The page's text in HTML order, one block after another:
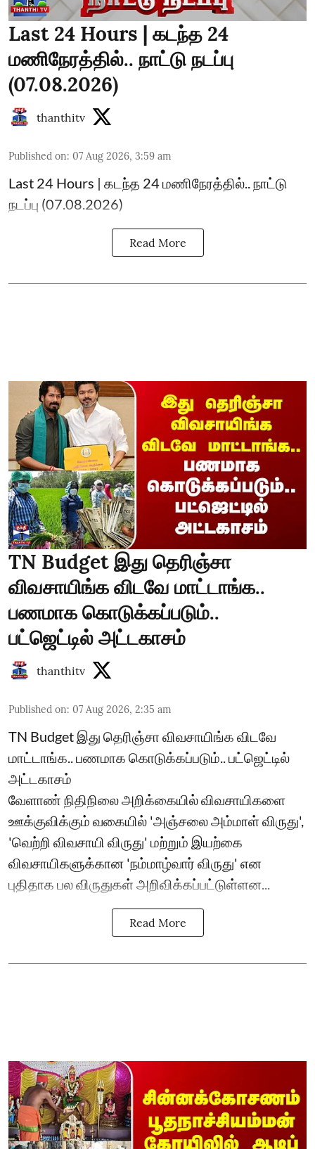
Last 24 Hours | கடந்த 24
மணிநேரத்தில்.. நாட்டு நடப்பு
(07.08.2026)
thanthitv
Published on: 07 Aug 2026, 3:59 am
Last 24 Hours | கடந்த 24 மணிநேரத்தில்.. நாட்டு
நடப்பு (07.08.2026)
Read More
TN Budget இது தெரிஞ்சா
விவசாயிங்க விடவே மாட்டாங்க..
பணமாக கொடுக்கப்படும்..
பட்ஜெட்டில் அட்டகாசம்
thanthitv
Published on: 07 Aug 2026, 2:35 am
TN Budget இது தெரிஞ்சா விவசாயிங்க விடவே
மாட்டாங்க.. பணமாக கொடுக்கப்படும்.. பட்ஜெட்டில்
அட்டகாசம்
வேளாண் நிதிநிலை அறிக்கையில் விவசாயிகளை
ஊக்குவிக்கும் வகையில் 'அஞ்சலை அம்மாள் விருது',
'வெற்றி விவசாயி விருது' மற்றும் இயற்கை
விவசாயிகளுக்கான 'நம்மாழ்வார் விருது' என
புதிதாக பல விருதுகள் அறிவிக்கப்பட்டுள்ளன...
Read More